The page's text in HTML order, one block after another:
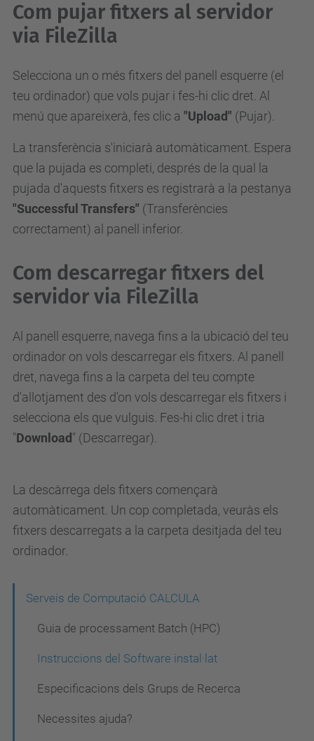
Com pujar fitxers al servidor
via FileZilla
Selecciona un o més fitxers del panell esquerre (el
teu ordinador) que vols pujar i fes-hi clic dret. Al
menú que apareixerà, fes clic a "Upload" (Pujar).
La transferència s'iniciarà automàticament. Espera
que la pujada es completi, després de la qual la
pujada d'aquests fitxers es registrarà a la pestanya
"Successful Transfers" (Transferències
correctament) al panell inferior.
Com descarregar fitxers del
servidor via FileZilla
Al panell esquerre, navega fins a la ubicació del teu
ordinador on vols descarregar els fitxers. Al panell
dret, navega fins a la carpeta del teu compte
d'allotjament des d'on vols descarregar els fitxers i
selecciona els que vulguis. Fes-hi clic dret i tria
"Download" (Descarregar).
La descàrrega dels fitxers començarà
automàticament. Un cop completada, veuràs els
fitxers descarregats a la carpeta desitjada del teu
ordinador.
Serveis de Computació CALCULA
Guia de processament Batch (HPC)
Instruccions del Software instal·lat
Especificacions dels Grups de Recerca
Necessites ajuda?